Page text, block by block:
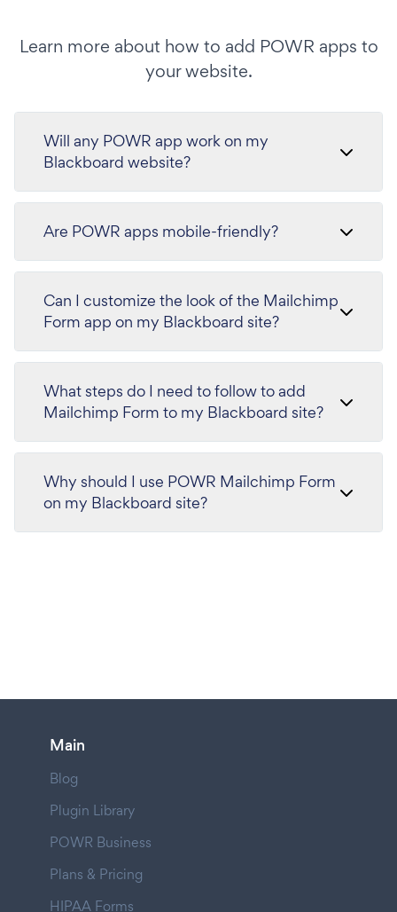
Learn more about how to add POWR apps to
your website.
Will any POWR app work on my
Blackboard website?
Are POWR apps mobile-friendly?
Can I customize the look of the Mailchimp
Form app on my Blackboard site?
What steps do I need to follow to add
Mailchimp Form to my Blackboard site?
Why should I use POWR Mailchimp Form
on my Blackboard site?
Main
Blog
Plugin Library
POWR Business
Plans & Pricing
HIPAA Forms